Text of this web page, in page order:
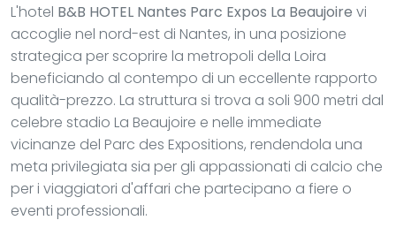
L'hotel B&B HOTEL Nantes Parc Expos La Beaujoire vi
accoglie nel nord-est di Nantes, in una posizione
strategica per scoprire la metropoli della Loira
beneficiando al contempo di un eccellente rapporto
qualità-prezzo. La struttura si trova a soli 900 metri dal
celebre stadio La Beaujoire e nelle immediate
vicinanze del Parc des Expositions, rendendola una
meta privilegiata sia per gli appassionati di calcio che
per i viaggiatori d'affari che partecipano a fiere o
eventi professionali.